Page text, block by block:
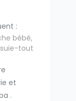
:
bébé,
tout
et
.